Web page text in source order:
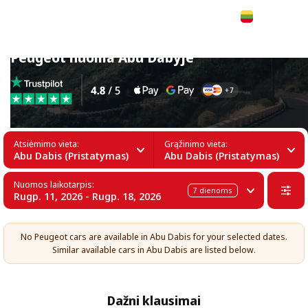
Peugeot nuoma Abu Dabyje
Atsiėmimo vieta:
Abu Dabis (Pristatymas)
Grąžinimo vieta:
Abu Dabis (Pristatymas)
Nuomos laikotarpis:
Rugp. 11, 2026 - Rugp. 18, 2026 7 dienoms
No Peugeot cars are available in Abu Dabis for your selected dates.
Similar available cars in Abu Dabis are listed below.
Dažni klausimai